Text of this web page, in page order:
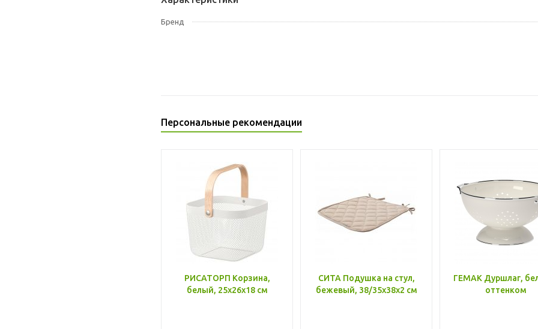
Бренд
Персональные рекомендации
РИСАТОРП Корзина,
белый, 25x26x18 см
СИТА Подушка на стул,
бежевый, 38/35x38x2 см
ГЕМАК Дуршлаг,
оттенком